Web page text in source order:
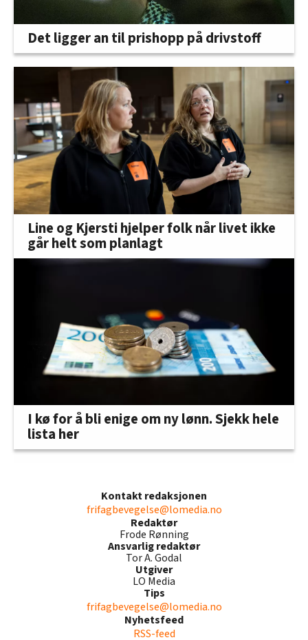
Det ligger an til prishopp på drivstoff
Line og Kjersti hjelper folk når livet ikke
går helt som planlagt
I kø for å bli enige om ny lønn. Sjekk hele
lista her
Kontakt redaksjonen
frifagbevegelse@lomedia.no
Redaktør
Frode Rønning
Ansvarlig redaktør
Tor A. Godal
Utgiver
LO Media
Tips
frifagbevegelse@lomedia.no
Nyhetsfeed
RSS-feed